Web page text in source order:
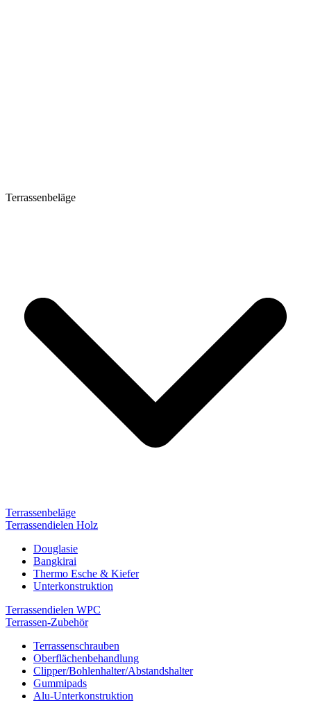
Terrassenbeläge
Terrassenbeläge
Terrassendielen Holz
Douglasie
Bangkirai
Thermo Esche & Kiefer
Unterkonstruktion
Terrassendielen WPC
Terrassen-Zubehör
Terrassenschrauben
Oberflächenbehandlung
Clipper/Bohlenhalter/Abstandshalter
Gummipads
Alu-Unterkonstruktion